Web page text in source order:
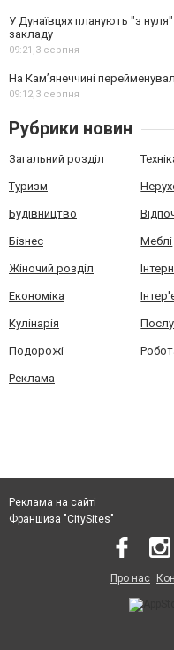
У Дунаївцях планують "з
закладу
09:21,3 серпня
На Камʼянеччині
09:12,3 серпня
Рубрики новин
Загальний розділ
Туризм
Будівництво
Бізнес Меблі
Жіночий розділ
Економіка
Кулінарія
Подорожі
Реклама
Реклама на сайті
Франшиза "CitySites"
Про нас